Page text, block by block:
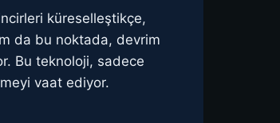
küreselleştikçe,
da bu noktada, devrim
Bu teknoloji, sadece
vaat ediyor.